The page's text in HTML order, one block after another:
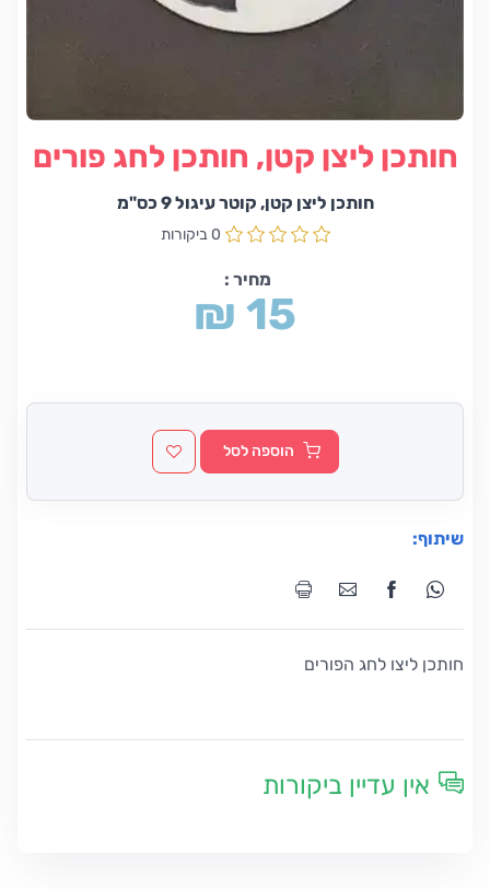
חותכן ליצן קטן, חותכן לחג פורים
חותכן ליצן קטן, קוטר עיגול 9 כס"מ
0 ביקורות
מחיר :
₪ 15
הוספה לסל
שיתוף:
חותכן ליצו לחג הפורים
אין עדיין ביקורות